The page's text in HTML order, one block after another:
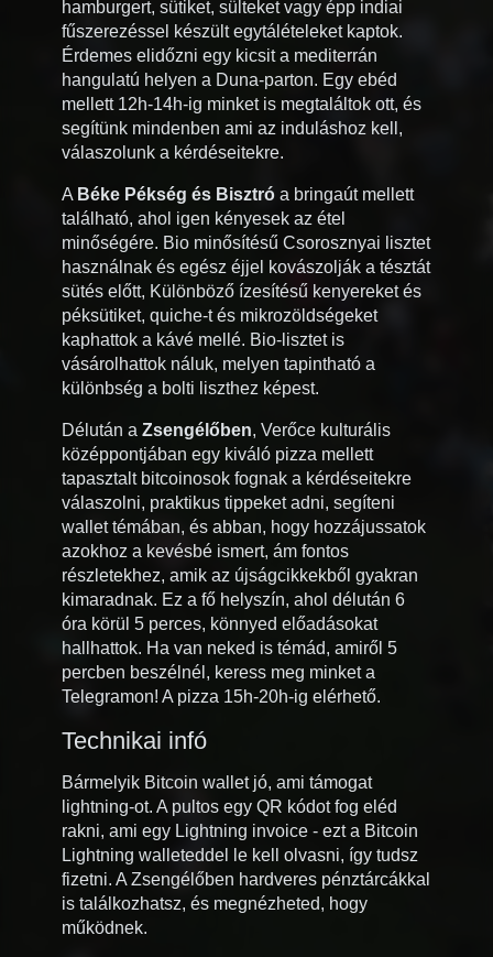
hamburgert, sütiket, sülteket vagy épp indiai
fűszerezéssel készült egytálételeket kaptok.
Érdemes elidőzni egy kicsit a mediterrán
hangulatú helyen a Duna-parton. Egy ebéd
mellett 12h-14h-ig minket is megtaláltok ott, és
segítünk mindenben ami az induláshoz kell,
válaszolunk a kérdéseitekre.
A Béke Pékség és Bisztró a bringaút mellett
található, ahol igen kényesek az étel
minőségére. Bio minősítésű Csorosznyai lisztet
használnak és egész éjjel kovászolják a tésztát
sütés előtt, Különböző ízesítésű kenyereket és
péksütiket, quiche-t és mikrozöldségeket
kaphattok a kávé mellé. Bio-lisztet is
vásárolhattok náluk, melyen tapintható a
különbség a bolti liszthez képest.
Délután a Zsengélőben, Verőce kulturális
középpontjában egy kiváló pizza mellett
tapasztalt bitcoinosok fognak a kérdéseitekre
válaszolni, praktikus tippeket adni, segíteni
wallet témában, és abban, hogy hozzájussatok
azokhoz a kevésbé ismert, ám fontos
részletekhez, amik az újságcikkekből gyakran
kimaradnak. Ez a fő helyszín, ahol délután 6
óra körül 5 perces, könnyed előadásokat
hallhattok. Ha van neked is témád, amiről 5
percben beszélnél, keress meg minket a
Telegramon! A pizza 15h-20h-ig elérhető.
Technikai infó
Bármelyik Bitcoin wallet jó, ami támogat
lightning-ot. A pultos egy QR kódot fog eléd
rakni, ami egy Lightning invoice - ezt a Bitcoin
Lightning walleteddel le kell olvasni, így tudsz
fizetni. A Zsengélőben hardveres pénztárcákkal
is találkozhatsz, és megnézheted, hogy
működnek.